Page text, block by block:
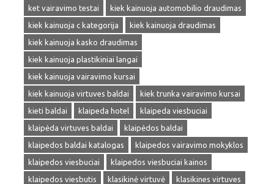
ket vairavimo testai
kiek kainuoja automobilio draudimas
kiek kainuoja c kategorija
kiek kainuoja draudimas
kiek kainuoja kasko draudimas
kiek kainuoja plastikiniai langai
kiek kainuoja vairavimo kursai
kiek kainuoja virtuves baldai
kiek trunka vairavimo kursai
kieti baldai
klaipeda hotel
klaipeda viesbuciai
klaipėda virtuves baldai
klaipėdos baldai
klaipedos baldai katalogas
klaipedos vairavimo mokyklos
klaipedos viesbuciai
klaipedos viesbuciai kainos
klaipedos viesbutis
klasikinė virtuvė
klasikines virtuves